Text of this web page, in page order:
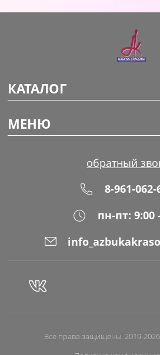
КАТАЛОГ
Макияж
МЕНЮ
Доставка
Оплата
обратный
8-961-062-
пн-пт: 9:00
Все права защищены. 2019-